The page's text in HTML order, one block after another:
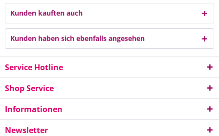
Kunden kauften auch
Kunden haben sich ebenfalls angesehen
Service Hotline
Shop Service
Informationen
Newsletter